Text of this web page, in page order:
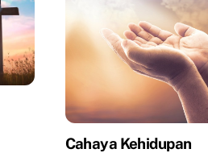
Cahaya Kehidupan